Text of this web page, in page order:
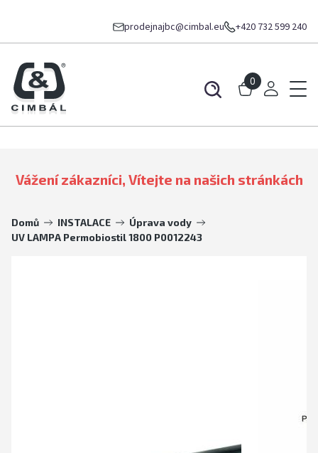
prodejnajbc@cimbal.eu +420 732 599 240
0
Vážení zákazníci, Vítejte na našich stránkách
Domů INSTALACE
Úprava vody
UV LAMPA Permobiostil 1800 P0012243